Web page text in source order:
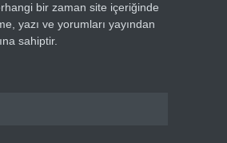
bir zaman site içeriğinde
yazı ve yorumları yayından
sahiptir.